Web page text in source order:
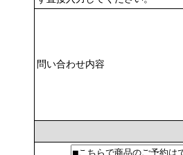
問い合わせ内容